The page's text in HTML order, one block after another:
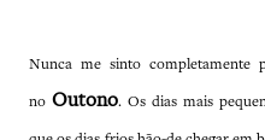
Nunca me sinto completamente
no Outono. Os dias mais